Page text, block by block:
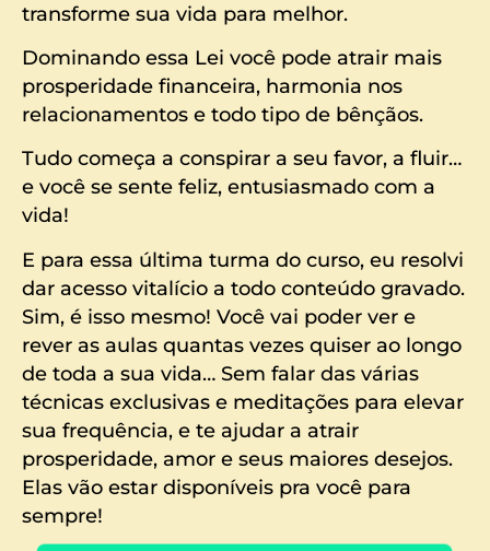
transforme sua vida para melhor.
Dominando essa Lei você pode atrair mais
prosperidade financeira, harmonia nos
relacionamentos e todo tipo de bênçãos.
Tudo começa a conspirar a seu favor, a fluir…
e você se sente feliz, entusiasmado com a
vida!
E para essa última turma do curso, eu resolvi
dar acesso vitalício a todo conteúdo gravado.
Sim, é isso mesmo! Você vai poder ver e
rever as aulas quantas vezes quiser ao longo
de toda a sua vida… Sem falar das várias
técnicas exclusivas e meditações para elevar
sua frequência, e te ajudar a atrair
prosperidade, amor e seus maiores desejos.
Elas vão estar disponíveis pra você para
sempre!